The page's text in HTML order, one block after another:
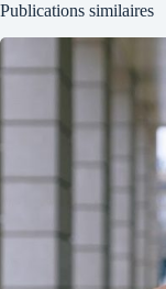
Publications similaires